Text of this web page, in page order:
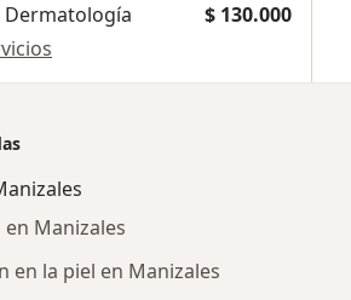
Dermatología
$ 130.000
Manizales
en la piel en Manizales